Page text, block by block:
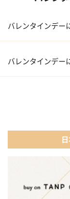
バレンタインデー
02 メイクアップ
04 ファッション小
05 入浴剤・バスケア
バレンタインデー
02 【名入れギフト
03 ショコラフレナ
04 ＜クランチチョ
イト 60g